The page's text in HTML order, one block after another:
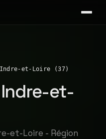
Indre-et-Loire (37)
et-
et-Loire - Région